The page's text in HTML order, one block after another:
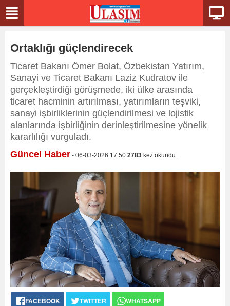
Ortaklığı güçlendirecek
Ticaret Bakanı Ömer Bolat, Özbekistan Yatırım,
Sanayi ve Ticaret Bakanı Laziz Kudratov ile
gerçekleştirdiği görüşmede, iki ülke arasında
ticaret hacminin artırılması, yatırımların teşviki,
sanayi işbirliklerinin güçlendirilmesi ve lojistik
alanlarında işbirliğinin derinleştirilmesine yönelik
kararlılığı vurguladı.
Güncel Haber - 06-03-2026 17:50 2783 kez okundu.
FACEBOOK TWITTER WHATSAPP